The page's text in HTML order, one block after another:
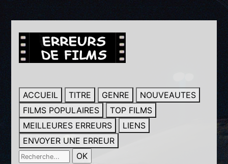
ACCUEIL TITRE GENRE
NOUVEAUTES
FILMS POPULAIRES
TOP FILMS
MEILLEURES ERREURS
LIENS
ENVOYER UNE ERREUR